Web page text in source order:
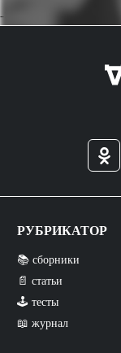
->
РУБРИКАТОР
📚 сборники
📄 статьи
🕹️ тесты
📖 журнал